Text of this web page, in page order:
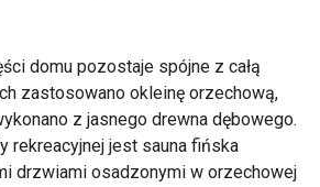
domu pozostaje spójne z całą
zastosowano okleinę orzechową,
z jasnego drewna dębowego.
rekreacyjnej jest sauna fińska
drzwiami osadzonymi w orzechowej